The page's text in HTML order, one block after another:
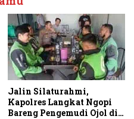
Jalin Silaturahmi,
Kapolres Langkat Ngopi
Bareng Pengemudi Ojol di